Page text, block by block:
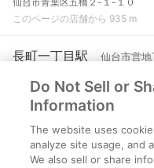
このページの店舗から 935 m
長町一丁目駅 仙台市営
仙台市太白区長町１-２-１２
このページの店舗から 1.3 km
連坊駅 仙台市営地下鉄東西
仙台市若林区連坊
Do Not Sell or
Information
The website uses
analyze site usage, and
We also sell or share